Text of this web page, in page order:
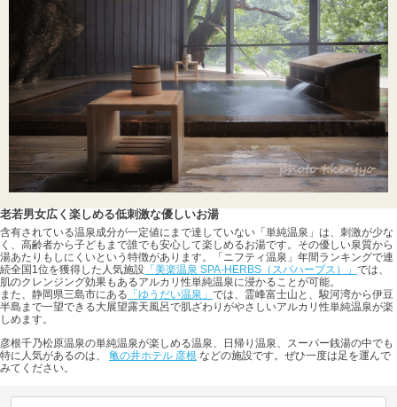
老若男女広く楽しめる低刺激な優しいお湯
含有されている温泉成分が一定値にまで達していない「単純温泉」は、刺激が少な
く、高齢者から子どもまで誰でも安心して楽しめるお湯です。その優しい泉質から
湯あたりもしにくいという特徴があります。「ニフティ温泉」年間ランキングで連
続全国1位を獲得した人気施設 「美楽温泉 SPA-HERBS（スパハーブス）」 では、
肌のクレンジング効果もあるアルカリ性単純温泉に浸かることが可能。
また、静岡県三島市にある 「ゆうだい温泉」 では、霊峰富士山と、駿河湾から伊豆
半島まで一望できる大展望露天風呂で肌ざわりがやさしいアルカリ性単純温泉が楽
しめます。
彦根千乃松原温泉の単純温泉が楽しめる温泉、日帰り温泉、スーパー銭湯の中でも
特に人気があるのは、 亀の井ホテル 彦根 などの施設です。ぜひ一度は足を運んで
みてください。